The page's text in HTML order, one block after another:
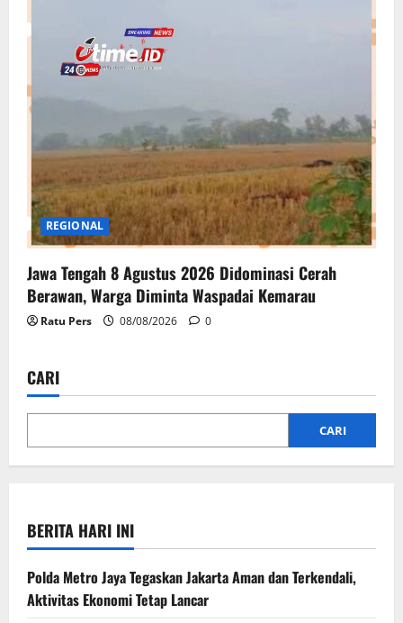
REGIONAL
Jawa Tengah 8 Agustus 2026 Didominasi Cerah
Berawan, Warga Diminta Waspadai Kemarau
Ratu Pers 08/08/2026 0
CARI
CARI
BERITA HARI INI
Polda Metro Jaya Tegaskan Jakarta Aman dan Terkendali,
Aktivitas Ekonomi Tetap Lancar